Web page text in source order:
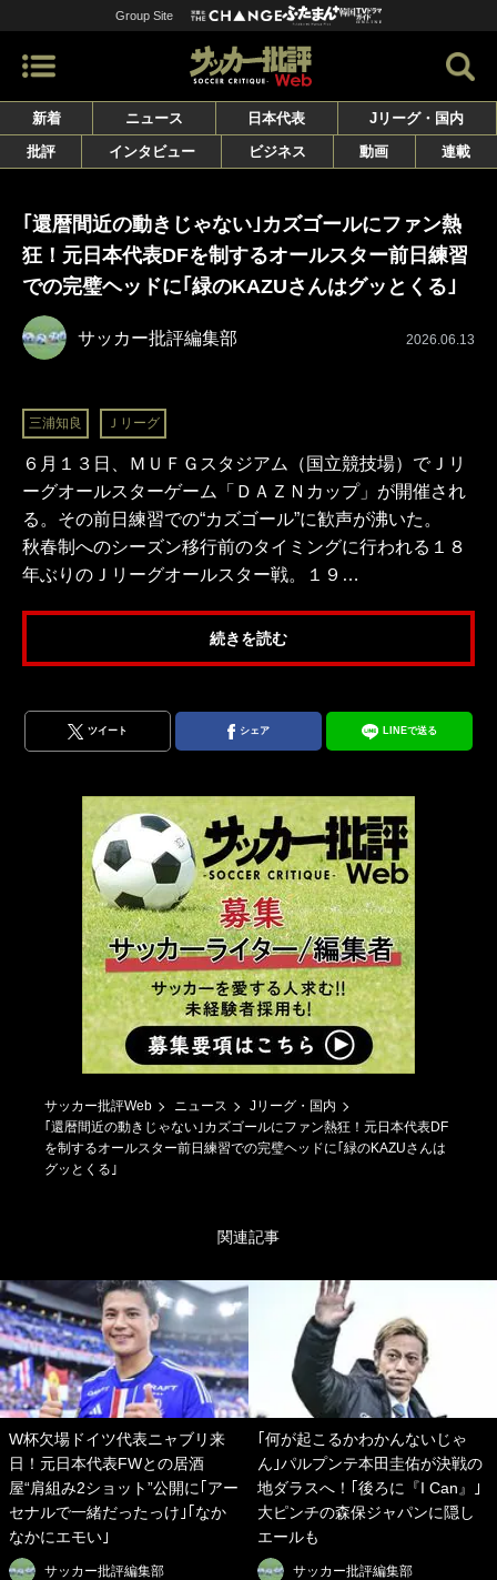
Group Site
新着 ニュース 日本代表
Jリーグ・国内
批評
インタビュー ビジネス 動画 連載
｢還暦間近の動きじゃない｣カズゴールにファン熱
狂！元日本代表DFを制するオールスター前日練習
での完璧ヘッドに｢緑のKAZUさんはグッとくる｣
サッカー批評編集部 2026.06.13
三浦知良 Ｊリーグ
６月１３日、ＭＵＦＧスタジアム（国立競技場）でＪリ
ーグオールスターゲーム「ＤＡＺＮカップ」が開催され
る。その前日練習での“カズゴール”に歓声が沸いた。
秋春制へのシーズン移行前のタイミングに行われる１８
年ぶりのＪリーグオールスター戦。１９…
続きを読む
ツイート シェア LINEで送る
サッカー批評Web ニュース
Jリーグ・国内
｢還暦間近の動きじゃない｣カズゴールにファン熱狂！元日本代表DF
を制するオールスター前日練習での完璧ヘッドに｢緑のKAZUさんは
グッとくる｣
関連記事
W杯欠場ドイツ代表ニャブリ来
日！元日本代表FWとの居酒
屋“肩組み2ショット”公開に｢アー
セナルで一緒だったっけ｣｢なか
なかにエモい｣
サッカー批評編集部
｢何が起こるかわかんないじゃ
ん｣パルプンテ本田圭佑が決戦の
地ダラスへ！｢後ろに『I Can』｣
大ピンチの森保ジャパンに隠し
エールも
サッカー批評編集部